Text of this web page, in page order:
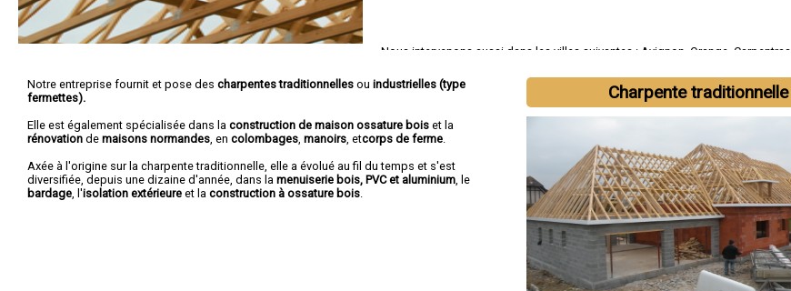
Nous intervenons aussi dans les villes suivantes : Avignon Orange Carpentras
Charpente traditionnelle
Notre entreprise fournit et pose des charpentes traditionnelles ou industrielles (type
fermettes).
Elle est également spécialisée dans la construction de maison ossature bois et la
rénovation de maisons normandes, en colombages, manoirs, etcorps de ferme.
Axée à l'origine sur la charpente traditionnelle, elle a évolué au fil du temps et s'est
diversifiée, depuis une dizaine d'année, dans la menuiserie bois, PVC et aluminium, le
bardage, l'isolation extérieure et la construction à ossature bois.